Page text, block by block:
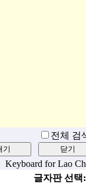
글자판 선택: